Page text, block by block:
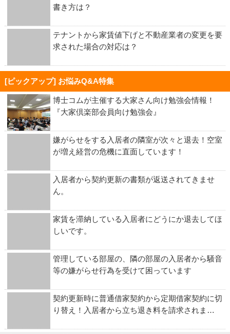
書き方は？
テナントから家賃値下げと不動産業者の変更を要
求された場合の対応は？
[ピックアップ] お悩みQ&A特集
博士コムが主催する大家さん向け勉強会情報！
『大家倶楽部会員向け勉強会』
嫌がらせをする入居者の隣室が次々と退去！空室
が増え経営の危機に直面しています！
入居者から契約更新の書類が返送されてきませ
ん。
家賃を滞納している入居者にどうにか退去してほ
しいです。
管理している部屋の、隣の部屋の入居者から騒音
等の嫌がらせ行為を受けて困っています
契約更新時に普通借家契約から定期借家契約に切
り替え！入居者から立ち退き料を請求されま…